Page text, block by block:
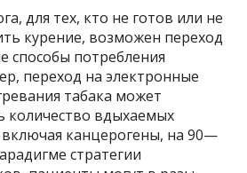
для тех, кто не готов или не
курение, возможен переход
способы потребления
переход на электронные
табака может
количество вдыхаемых
канцерогены, на 90—
стратегии